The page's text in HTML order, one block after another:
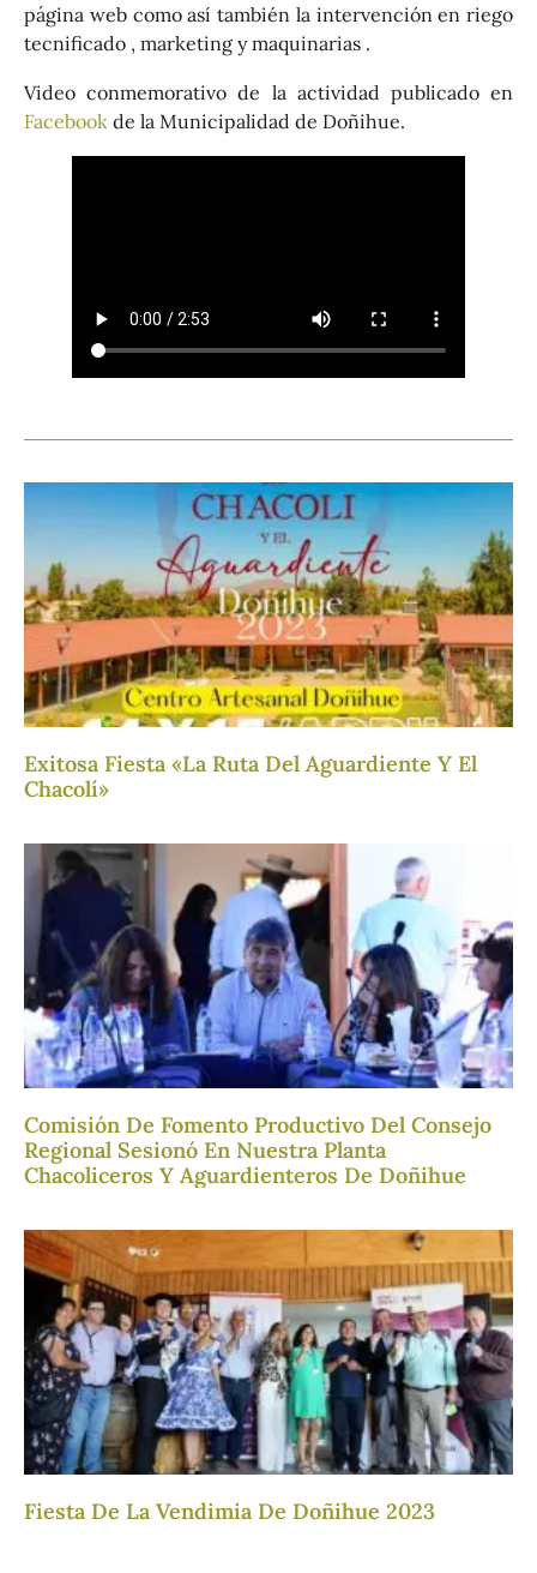
página web como así también la intervención en riego
tecnificado , marketing y maquinarias .
Video conmemorativo de la actividad publicado en
Facebook de la Municipalidad de Doñihue.
Exitosa Fiesta «La Ruta Del Aguardiente Y El
Chacolí»
Comisión De Fomento Productivo Del Consejo
Regional Sesionó En Nuestra Planta
Chacoliceros Y Aguardienteros De Doñihue
Fiesta De La Vendimia De Doñihue 2023